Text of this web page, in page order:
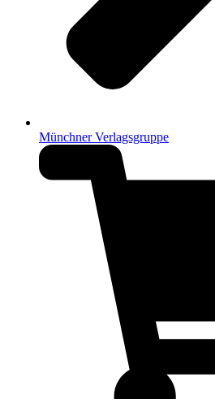
Münchner Verlagsgruppe